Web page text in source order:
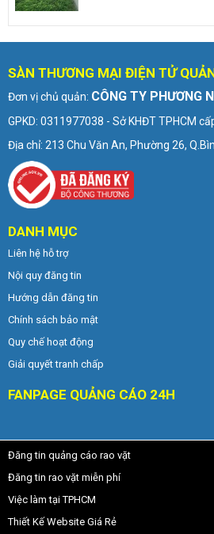
SÀN THƯƠNG MẠI ĐIỆN TỬ
Đơn vị chủ quản: CÔNG TY PHƯƠNG
GPKD: 0311977038 - Sở KHĐT TPHCM
Địa chỉ: 213 Chu Văn An, Phường 26,
DANH MỤC
Liên hệ hỗ trợ
Nội quy đăng tin
Hướng dẫn đăng tin
Chính sách bảo mật
Quy chế hoạt động
Giải quyết tranh chấp
FANPAGE QUẢNG CÁO 24H
Đăng tin quảng cáo rao vặt
Đăng tin rao vặt miễn phí
Việc làm tại TPHCM
Thiết Kế Website Giá Rẻ